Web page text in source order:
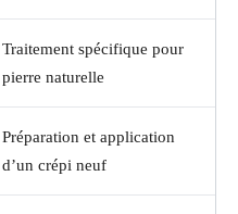
Traitement spécifique pour
pierre naturelle
Préparation et application
d’un crépi neuf